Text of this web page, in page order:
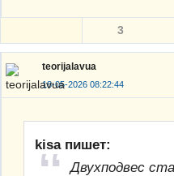
3
teorijalavua
18-05-2026 08:22:44
kisa пишет:
Двухподвес